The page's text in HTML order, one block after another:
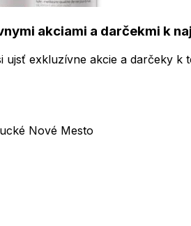
akciami a darčekmi k
ujsť exkluzívne akcie a darčeky k
Nové Mesto